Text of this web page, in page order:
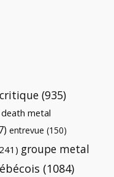
critique (935)
death metal
entrevue (150)
groupe metal
(1084)